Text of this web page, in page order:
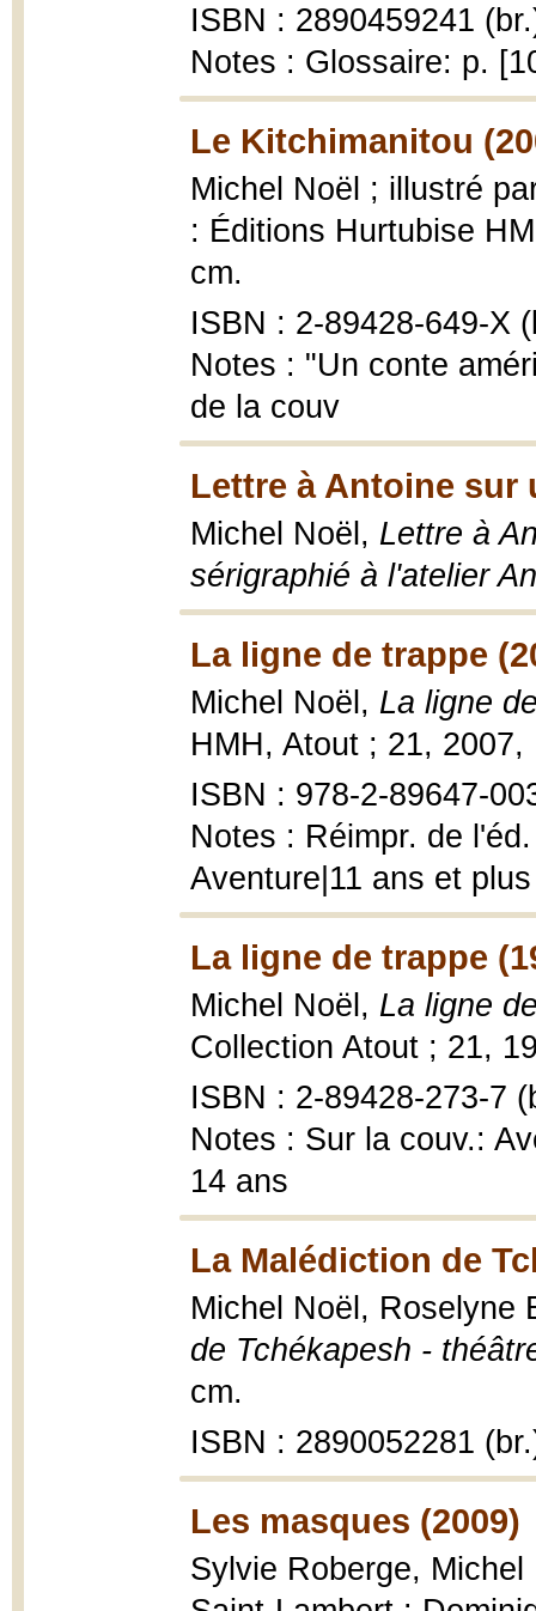
ISBN : 2890459241
Notes : Glossaire: p.
Le Kitchimanitou
Michel Noël ; illustré
: Éditions Hurtubise
cm.
ISBN : 2-89428-649-X
Notes : "Un conte
de la couv
Lettre à Antoine sur
Michel Noël, Lettre à
sérigraphié à l'atelier
La ligne de trappe
Michel Noël, La ligne
HMH, Atout ; 21,
ISBN : 978-2-89647-
Notes : Réimpr. de
Aventure|11 ans et plus
La ligne de trappe
Michel Noël, La ligne
Collection Atout ; 21,
ISBN : 2-89428-273-7
Notes : Sur la couv.:
14 ans
La Malédiction de
Michel Noël, Roselyne
de Tchékapesh -
cm.
ISBN : 2890052281
Les masques (2009)
Sylvie Roberge,